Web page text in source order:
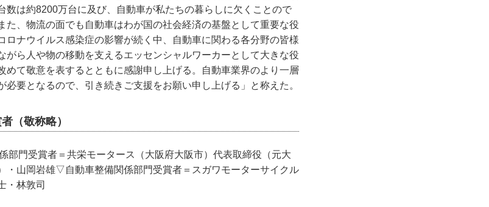
数は約8200万台に及び、自動車が私たちの暮らしに欠くことので
た、物流の面でも自動車はわが国の社会経済の基盤として重要な役
ロナウイルス感染症の影響が続く中、自動車に関わる各分野の皆様
がら人や物の移動を支えるエッセンシャルワーカーとして大きな役
めて敬意を表するとともに感謝申し上げる。自動車業界のより一層
要となるので、引き続きご支援をお願い申し上げる」と称えた。
（敬称略）
部門受賞者＝共栄モータース（大阪府大阪市）代表取締役（元大
・山岡岩雄▽自動車整備関係部門受賞者＝スガワモーターサイクル
・林敦司